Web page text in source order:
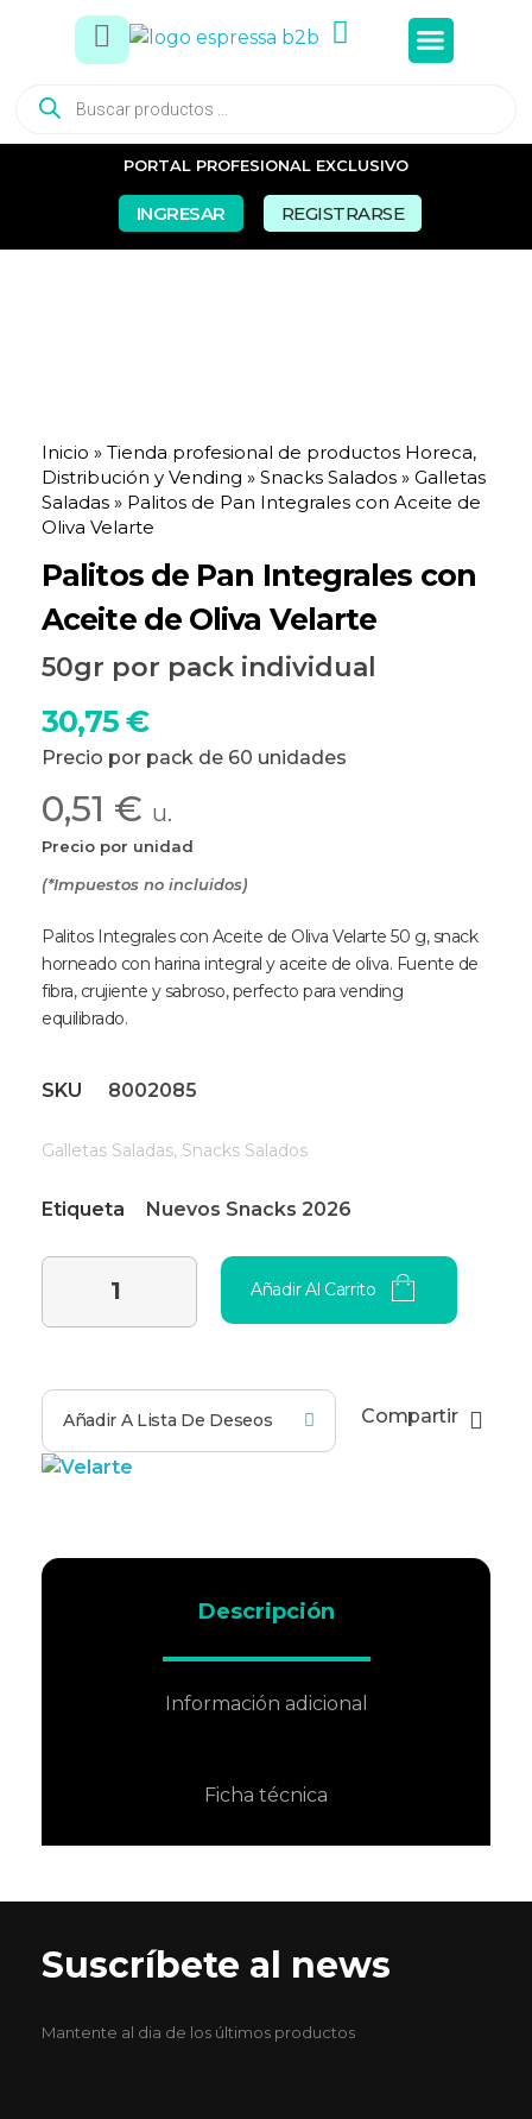
PORTAL PROFESIONAL EXCLUSIVO
INGRESAR REGISTRARSE
Inicio » Tienda profesional de productos Horeca,
Distribución y Vending » Snacks Salados » Galletas
Saladas » Palitos de Pan Integrales con Aceite de
Oliva Velarte
Palitos de Pan Integrales con
Aceite de Oliva Velarte
50gr por pack individual
Precio por pack de 60 unidades
(*Impuestos no incluidos)
30,75 €
Precio por unidad
Palitos Integrales con Aceite de Oliva Velarte 50 g, snack
horneado con harina integral y aceite de oliva. Fuente de
fibra, crujiente y sabroso, perfecto para vending
equilibrado.
Añadir Al Carrito
Añadir A Lista De Deseos Compartir
SKU 8002085
Galletas Saladas, Snacks Salados
Etiqueta Nuevos Snacks 2026
0,51 € u.
Descripción
Información adicional
Ficha técnica
Suscríbete al news
Mantente al dia de los últimos productos